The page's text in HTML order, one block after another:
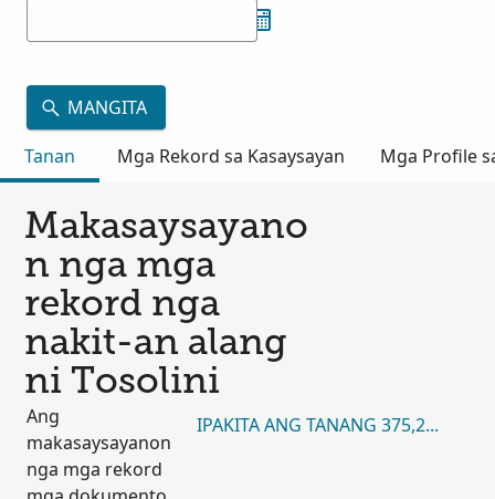
MANGITA
Tanan
Mga Rekord sa Kasaysayan Mga Profile
Makasaysayano
n nga mga
rekord nga
nakit-an alang
ni Tosolini
Ang
makasaysayanon
nga mga rekord
IPAKITA ANG TANANG 375,267